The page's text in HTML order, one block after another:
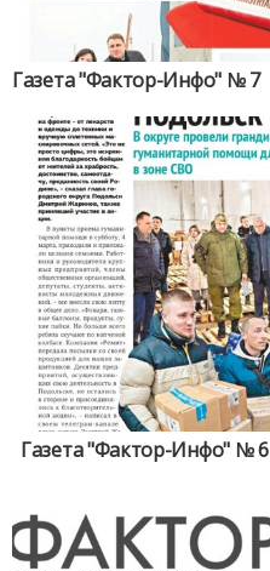
Газета "Фактор-Инфо" № 7
Газета "Фактор-Инфо" № 6